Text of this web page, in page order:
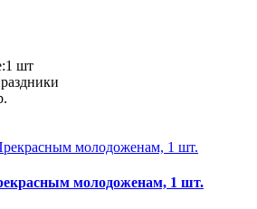
1 шт
молодоженам, 1 шт.